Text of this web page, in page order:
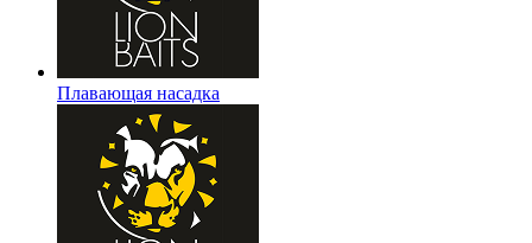
Плавающая насадка